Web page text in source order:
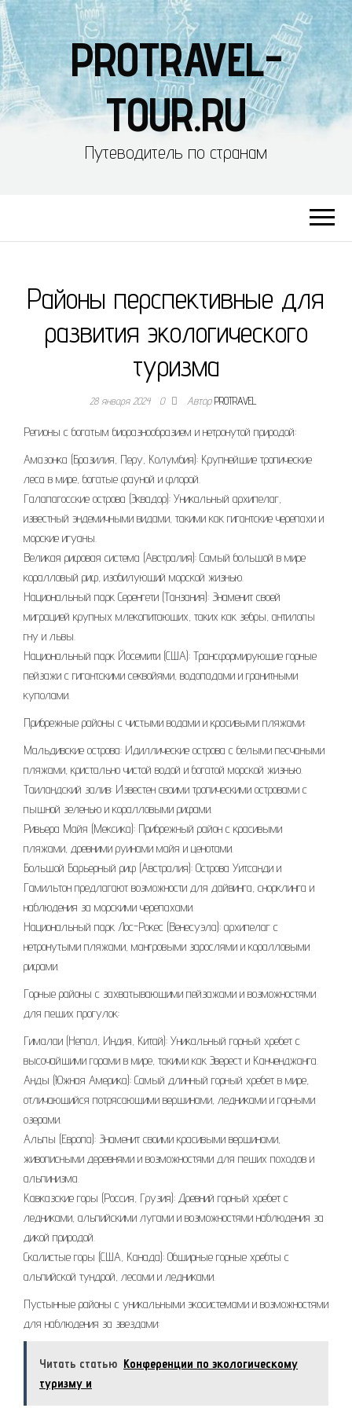
PROTRAVEL-
TOUR.RU
Путеводитель по странам
Районы перспективные для
развития экологического
туризма
28 января 2024 0 АвторPROTRAVEL
Регионы с богатым биоразнообразием и нетронутой природой:
Амазонка (Бразилия, Перу, Колумбия): Крупнейшие тропические
леса в мире, богатые фауной и флорой.
Галапагосские острова (Эквадор): Уникальный архипелаг,
известный эндемичными видами, такими как гигантские черепахи и
морские игуаны.
Великая рифовая система (Австралия): Самый большой в мире
коралловый риф, изобилующий морской жизнью.
Национальный парк Серенгети (Танзания): Знаменит своей
миграцией крупных млекопитающих, таких как зебры, антилопы
гну и львы.
Национальный парк Йосемити (США): Трансформирующие горные
пейзажи с гигантскими секвойями, водопадами и гранитными
куполами.
Прибрежные районы с чистыми водами и красивыми пляжами:
Мальдивские острова: Идиллические острова с белыми песчаными
пляжами, кристально чистой водой и богатой морской жизнью.
Таиландский залив: Известен своими тропическими островами с
пышной зеленью и коралловыми рифами.
Ривьера Майя (Мексика): Прибрежный район с красивыми
пляжами, древними руинами майя и ценотами.
Большой Барьерный риф (Австралия): Острова Уитсанди и
Гамильтон предлагают возможности для дайвинга, снорклинга и
наблюдения за морскими черепахами.
Национальный парк Лос-Рокес (Венесуэла): архипелаг с
нетронутыми пляжами, мангровыми зарослями и коралловыми
рифами.
Горные районы с захватывающими пейзажами и возможностями
для пеших прогулок:
Гималаи (Непал, Индия, Китай): Уникальный горный хребет с
высочайшими горами в мире, такими как Эверест и Канченджанга.
Анды (Южная Америка): Самый длинный горный хребет в мире,
отличающийся потрясающими вершинами, ледниками и горными
озерами.
Альпы (Европа): Знаменит своими красивыми вершинами,
живописными деревнями и возможностями для пеших походов и
альпинизма.
Кавказские горы (Россия, Грузия): Древний горный хребет с
ледниками, альпийскими лугами и возможностями наблюдения за
дикой природой.
Скалистые горы (США, Канада): Обширные горные хребты с
альпийской тундрой, лесами и ледниками.
Пустынные районы с уникальными экосистемами и возможностями
для наблюдения за звездами:
Читать статью Конференции по экологическому
туризму и